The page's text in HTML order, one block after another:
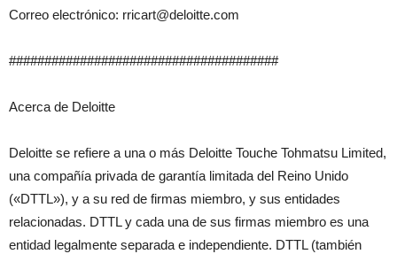
Correo electrónico: rricart@deloitte.com
######################################
Acerca de Deloitte
Deloitte se refiere a una o más Deloitte Touche Tohmatsu Limited,
una compañía privada de garantía limitada del Reino Unido
(«DTTL»), y a su red de firmas miembro, y sus entidades
relacionadas. DTTL y cada una de sus firmas miembro es una
entidad legalmente separada e independiente. DTTL (también